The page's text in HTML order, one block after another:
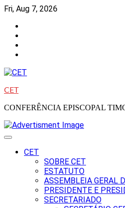
Skip
content
Fri, Aug 7, 2026
CET
CONFERÊNCIA EPISCOPAL
CET
SOBRE CET
ESTATUTO
ASSEMBLEIA GERAL
PRESIDENTE E
SECRETARIADO